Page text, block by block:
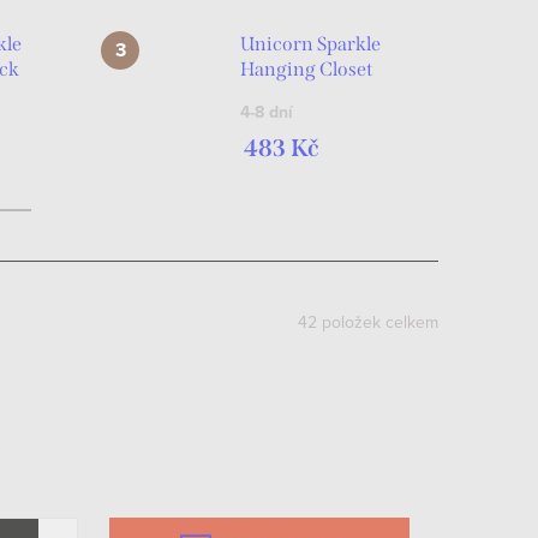
Unicorn Sparkle
Hanging Closet
4-8 dní
483 Kč
42 položek celkem